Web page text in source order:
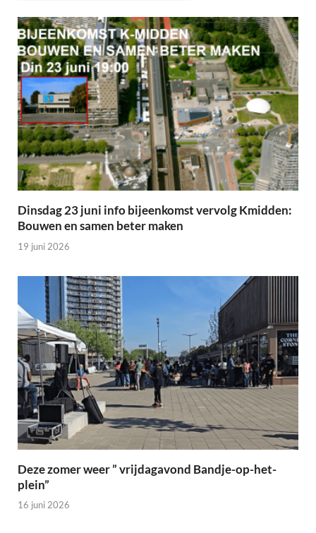
Dinsdag 23 juni info bijeenkomst vervolg Kmidden:
Bouwen en samen beter maken
19 juni 2026
Deze zomer weer ” vrijdagavond Bandje-op-het-
plein”
16 juni 2026